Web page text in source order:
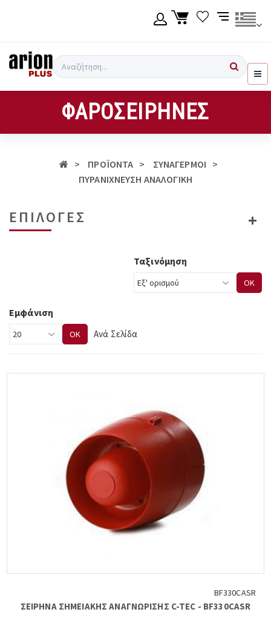
Σύνδεση χρήση
Εγγραφή χρήση
English
Αναζήτηση
ΦΑΡΟΣΕΙΡΗΝΕΣ
ΠΡΟΪΟΝΤΑ
ΣΥΝΑΓΕΡΜΟΙ
ΠΥΡΑΝΙΧΝΕΥΣΗ ΑΝΑΛΟΓΙΚΗ
ΕΠΙΛΟΓΕΣ
Ταξινόμηση
OK
Εμφάνιση
OK Ανά Σελίδα
BF330CASR
ΣΕΙΡΗΝΑ ΣΗΜΕΙΑΚΗΣ ΑΝΑΓΝΩΡΙΣΗΣ C-TEC - BF330CASR